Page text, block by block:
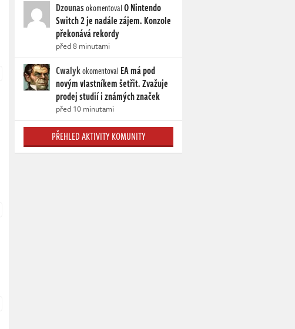
DzounasokomentovalO Nintendo
Switch 2 je nadále zájem. Konzole
překonává rekordy
před 8 minutami
Cwalykokomentoval EA má pod
novým vlastníkem šetřit. Zvažuje
prodej studií i známých značek
před 10 minutami
PŘEHLED AKTIVITY KOMUNITY